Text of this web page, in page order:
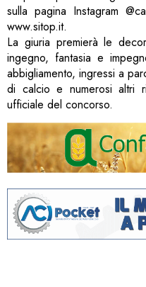
sulla pagina Instagram
www.sitop.it.
La giuria premierà le
ingegno, fantasia e
abbigliamento, ingressi a
di calcio e numerosi altri
ufficiale del concorso.